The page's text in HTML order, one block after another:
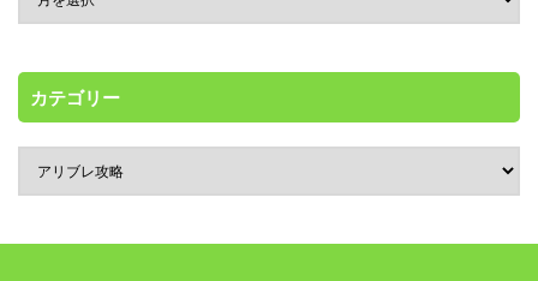
カテゴリー